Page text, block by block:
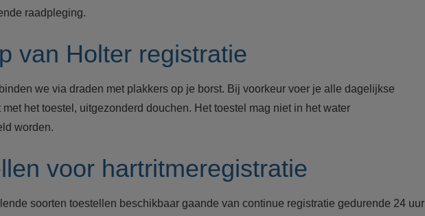
raadpleging.
van Holter registratie
we via draden met plakkers op je borst. Bij voorkeur voer je alle dagelijkse
met het toestel, uitgezonderd douchen. Het toestel mag niet in het water
worden.
voor hartritmeregistratie
soorten toestellen beschikbaar gaande van continue registratie gedurende 24 uur